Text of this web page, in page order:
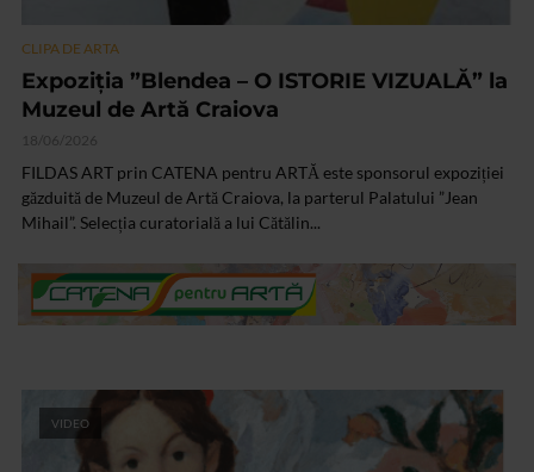
CLIPA DE ARTA
Expoziția ”Blendea – O ISTORIE VIZUALĂ” la
Muzeul de Artă Craiova
18/06/2026
FILDAS ART prin CATENA pentru ARTĂ este sponsorul expoziției
găzduită de Muzeul de Artă Craiova, la parterul Palatului ”Jean
Mihail”. Selecția curatorială a lui Cătălin...
VIDEO